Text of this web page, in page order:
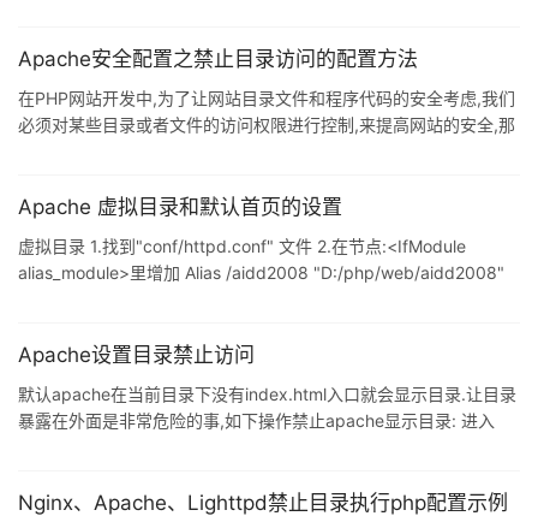
有关文件根目录的设置. 假设Apache HTTP Server 的缺省文件根目
Files\Apache Software
Apache安全配置之禁止目录访问的配置方法
在PHP网站开发中,为了让网站目录文件和程序代码的安全考虑,我们
必须对某些目录或者文件的访问权限进行控制,来提高网站的安全,那
候,当你访问 http://localhost 时会列出相关的目录和文件列表,我们
列表,方法如下: 1.打开apache的配置文件"httpd.conf"
Apache 虚拟目录和默认首页的设置
虚拟目录 1.找到"conf/httpd.conf" 文件 2.在节点:<IfModule
alias_module>里增加 Alias /aidd2008 "D:/php/web/aidd2008"
码 代码如下: <Directory "D:
Apache设置目录禁止访问
默认apache在当前目录下没有index.html入口就会显示目录.让目录
暴露在外面是非常危险的事,如下操作禁止apache显示目录: 进入
Indexes去掉,Indexes表示若当前目录没有index.html就会显示目录
Nginx、Apache、Lighttpd禁止目录执行php配置示例